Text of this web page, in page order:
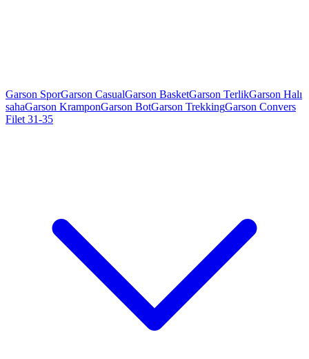
Garson SporGarson CasualGarson BasketGarson TerlikGarson Halı
sahaGarson KramponGarson BotGarson TrekkingGarson Convers
Filet 31-35